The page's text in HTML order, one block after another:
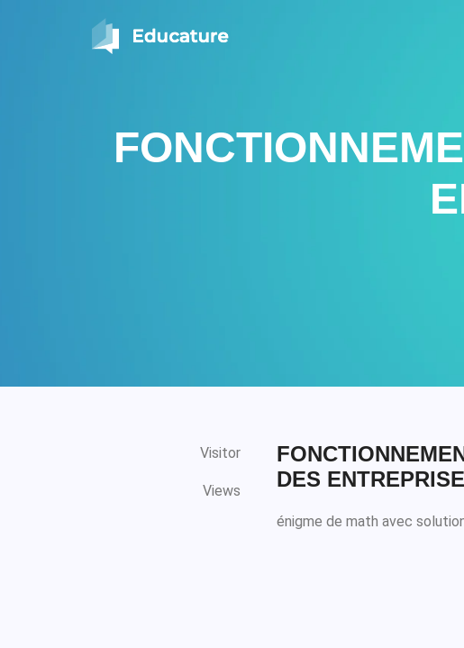
Visitor
Views
DES
énigme de math avec